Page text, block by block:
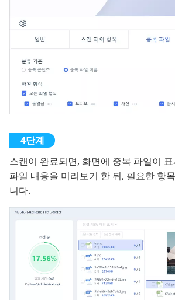
스캔이 완료되면, 화면에 중복 파일이
파일 내용을 미리보기 한 뒤, 필요한 항
니다.